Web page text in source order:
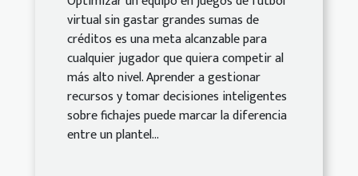
virtual sin gastar grandes sumas de
créditos es una meta alcanzable para
cualquier jugador que quiera competir al
más alto nivel. Aprender a gestionar
recursos y tomar decisiones inteligentes
sobre fichajes puede marcar la diferencia
entre un plantel...